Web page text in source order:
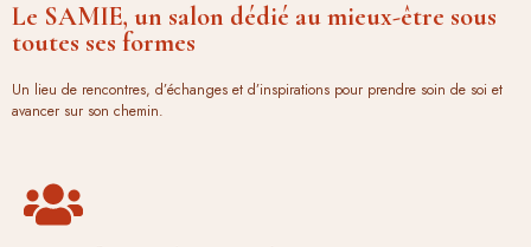
Le SAMIE, un salon dédié au mieux-être sous
toutes ses formes
Un lieu de rencontres, d’échanges et d’inspirations pour prendre soin de soi et
avancer sur son chemin.